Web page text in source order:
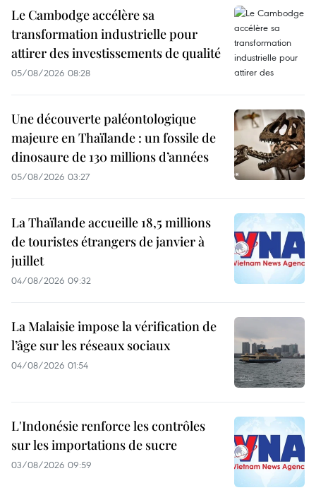
Le Cambodge accélère sa
transformation industrielle pour
attirer des investissements de qualité
05/08/2026 08:28
Une découverte paléontologique
majeure en Thaïlande : un fossile de
dinosaure de 130 millions d’années
05/08/2026 03:27
La Thaïlande accueille 18,5 millions
de touristes étrangers de janvier à
juillet
04/08/2026 09:32
La Malaisie impose la vérification de
l’âge sur les réseaux sociaux
04/08/2026 01:54
L'Indonésie renforce les contrôles
sur les importations de sucre
03/08/2026 09:59